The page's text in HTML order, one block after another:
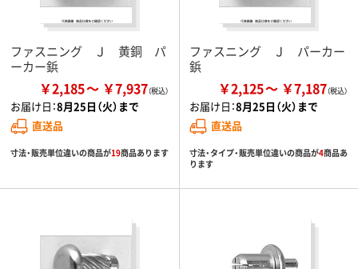
ファスニング Ｊ 黄銅 パ
ーカー鋲
￥2,185 ￥7,937
お届け日：8月25日（火）まで
直送品
寸法・販売単位違いの商品が19商品あります
ファスニング Ｊ パーカー
鋲
￥2,125 ￥7,187
お届け日：8月25日（火）まで
直送品
寸法・タイプ・販売単位違いの商品が4商品あ
ります